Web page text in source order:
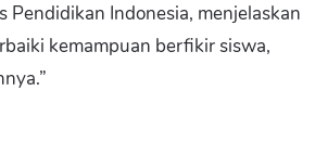
Indonesia, menjelaskan
kemampuan berfikir siswa,